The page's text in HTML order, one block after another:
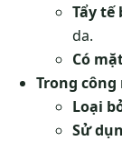
Tẩy tế
da.
Có
Trong
Loại
Sử